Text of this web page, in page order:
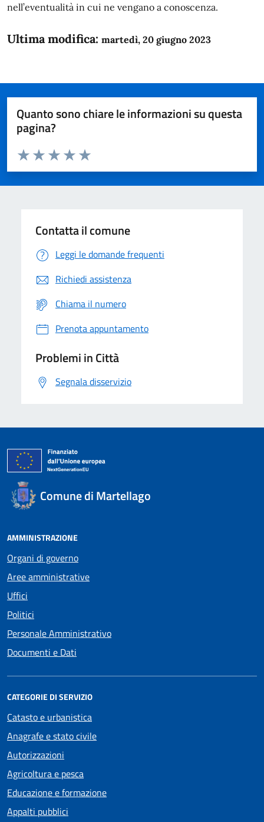
nell’eventualità in cui ne vengano a conoscenza.
Ultima modifica: martedì, 20 giugno 2023
Quanto sono chiare le informazioni su questa
pagina?
Domanda
Valuta da 1 a 5 stelle la pagina
Valuta 5 stelle su 5
Valuta 4 stelle su 5
Valuta 3 stelle su 5
Valuta 2 stelle su 5
Valuta 1 stelle su 5
Contatta il comune
Leggi le domande frequenti
Richiedi assistenza
Chiama il numero
Prenota appuntamento
Problemi in Città
Segnala disservizio
Comune di Martellago
AMMINISTRAZIONE
Organi di governo
Aree amministrative
Uffici
Politici
Personale Amministrativo
Documenti e Dati
CATEGORIE DI SERVIZIO
Catasto e urbanistica
Anagrafe e stato civile
Autorizzazioni
Agricoltura e pesca
Educazione e formazione
Appalti pubblici